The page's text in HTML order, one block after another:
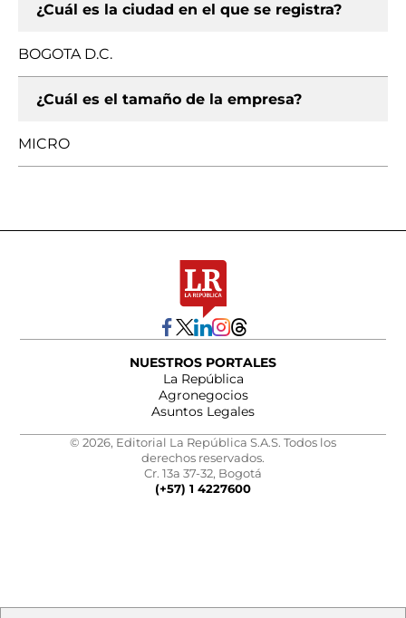
¿Cuál es la ciudad en el que se registra?
BOGOTA D.C.
¿Cuál es el tamaño de la empresa?
MICRO
NUESTROS PORTALES
La República
Agronegocios
Asuntos Legales
© 2026, Editorial La República S.A.S. Todos los
derechos reservados.
Cr. 13a 37-32, Bogotá
(+57) 1 4227600